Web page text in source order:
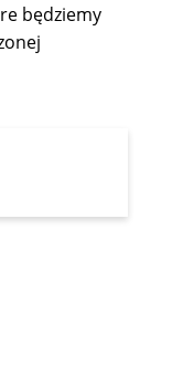
będziemy